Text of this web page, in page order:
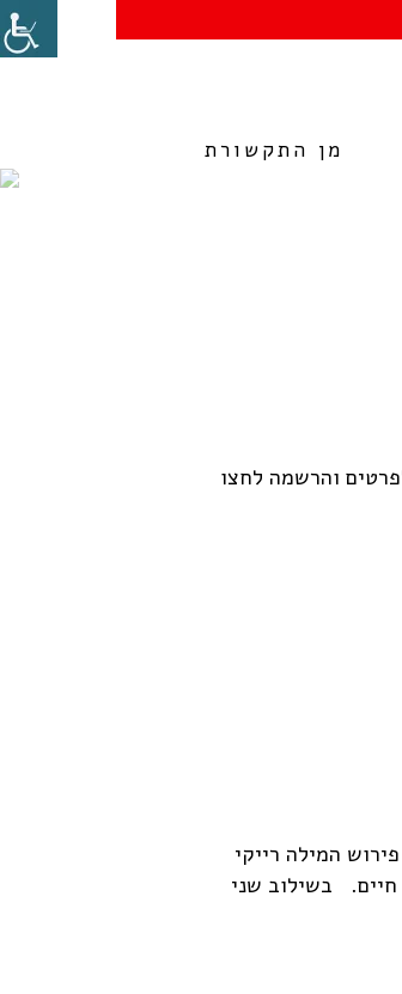
מן התקשורת
והרשמה לחצו
המילה רייקי
חיים. בשילוב שני